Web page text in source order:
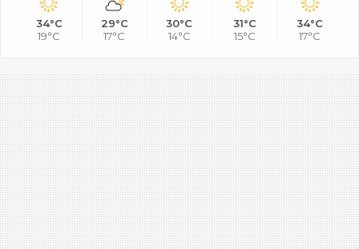
34°C
19°C
29°C
17°C
30°C
14°C
31°C
15°C
34°C
17°C